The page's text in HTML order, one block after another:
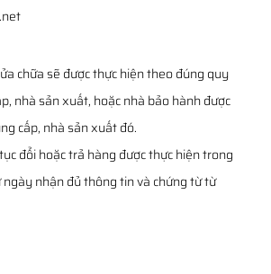
chữa sẽ được thực hiện theo đúng quy
nhà sản xuất, hoặc nhà bảo hành được
cấp, nhà sản xuất đó.
đổi hoặc trả hàng được thực hiện trong
nhận đủ thông tin và chứng từ từ